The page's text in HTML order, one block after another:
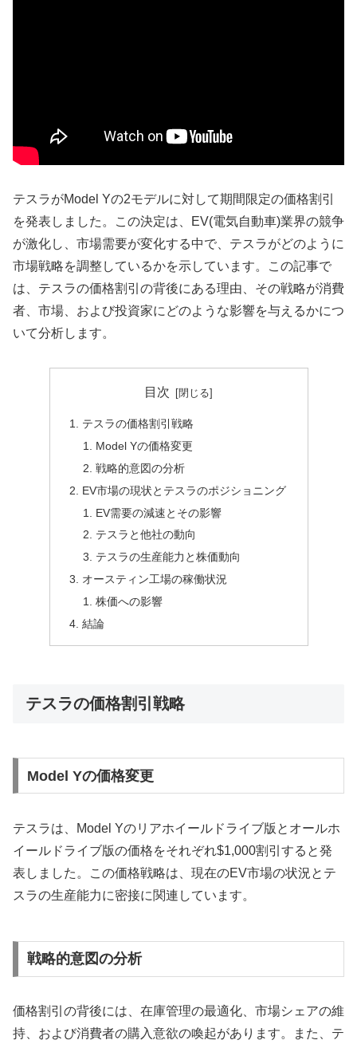
テスラがModel Yの2モデルに対して期間限定の価格割引
を発表しました。この決定は、EV(電気自動車)業界の競争
が激化し、市場需要が変化する中で、テスラがどのように
市場戦略を調整しているかを示しています。この記事で
は、テスラの価格割引の背後にある理由、その戦略が消費
者、市場、および投資家にどのような影響を与えるかにつ
いて分析します。
目次
テスラの価格割引戦略
Model Yの価格変更
戦略的意図の分析
EV市場の現状とテスラのポジショニング
EV需要の減速とその影響
テスラと他社の動向
テスラの生産能力と株価動向
オースティン工場の稼働状況
株価への影響
結論
テスラの価格割引戦略
Model Yの価格変更
テスラは、Model Yのリアホイールドライブ版とオールホ
イールドライブ版の価格をそれぞれ$1,000割引すると発
表しました。この価格戦略は、現在のEV市場の状況とテ
スラの生産能力に密接に関連しています。
戦略的意図の分析
価格割引の背後には、在庫管理の最適化、市場シェアの維
持、および消費者の購入意欲の喚起があります。また、テ